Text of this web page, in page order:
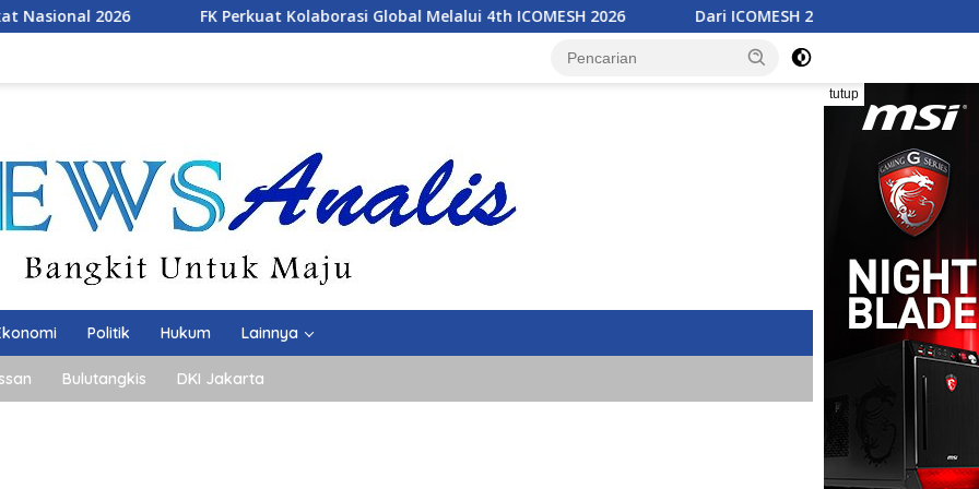
FK Perkuat Kolaborasi Global Melalui 4th ICOMESH 2026 Dari ICOMESH 2026, Akademisi Peroleh Wawasan Baru
tutup
Politik Hukum Lainnya
Bulutangkis DKI Jakarta